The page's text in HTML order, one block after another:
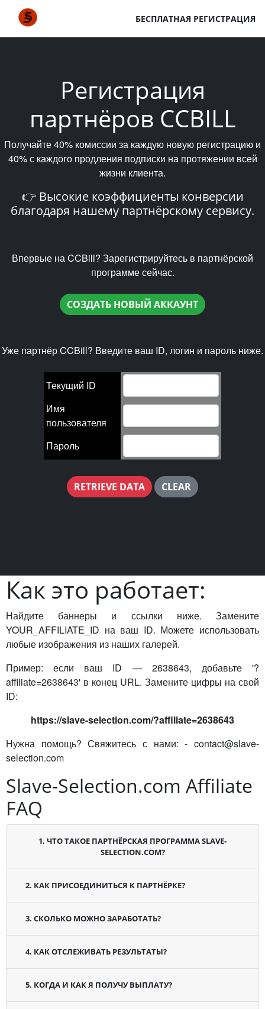
БЕСПЛАТНАЯ РЕГИСТРАЦИЯ
Регистрация
партнёров CCBILL
Получайте 40% комиссии за каждую новую регистрацию и
40% с каждого продления подписки на протяжении всей
жизни клиента.
👉 Высокие коэффициенты конверсии
благодаря нашему партнёрскому сервису.
Впервые на CCBill? Зарегистрируйтесь в партнёрской
программе сейчас.
Уже партнёр CCBill? Введите ваш ID, логин и пароль ниже.
Текущий ID
Имя
пользователя
Пароль
Как это работает:
Найдите баннеры и ссылки ниже. Замените
YOUR_AFFILIATE_ID на ваш ID. Можете использовать
любые изображения из наших галерей.
Пример: если ваш ID — 2638643, добавьте '?
affiliate=2638643' в конец URL. Замените цифры на свой
ID:
https://slave-selection.com/?affiliate=2638643
Нужна помощь? Свяжитесь с нами: - contact@slave-
selection.com
Slave-Selection.com Affiliate
FAQ
1. ЧТО ТАКОЕ ПАРТНЁРСКАЯ ПРОГРАММА SLAVE-
SELECTION.COM?
2. КАК ПРИСОЕДИНИТЬСЯ К ПАРТНЁРКЕ?
3. СКОЛЬКО МОЖНО ЗАРАБОТАТЬ?
4. КАК ОТСЛЕЖИВАТЬ РЕЗУЛЬТАТЫ?
5. КОГДА И КАК Я ПОЛУЧУ ВЫПЛАТУ?